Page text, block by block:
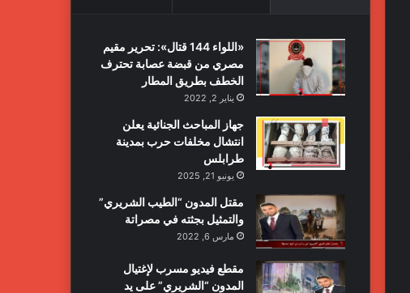
«اللواء 144 قتال»: تحرير مقيم
مصري من قبضة عصابة تحترف
الخطف بطريق المطار
يناير 2, 2022
جهاز المباحث الجنائية يعلن
انتشال مخلفات حرب بمدينة
طرابلس
يونيو 21, 2025
مقتل المدون “الطيب الشريري”
والتمثيل بجثته في مصراتة
مارس 6, 2022
مقطع فيديو مسرب لإغتيال
المدون “الشريري” على يد